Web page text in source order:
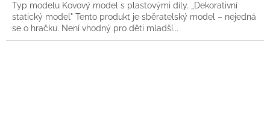
Typ modelu Kovový model s plastovými díly. „Dekorativní
statický model" Tento produkt je sběratelský model – nejedná
se o hračku. Není vhodný pro děti mladší...